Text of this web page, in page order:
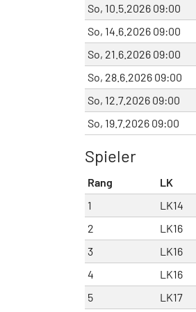
So, 10.5.2026 09:00
So, 14.6.2026 09:00
So, 21.6.2026 09:00
So, 28.6.2026 09:00
So, 12.7.2026 09:00
So, 19.7.2026 09:00
Spieler
Rang LK
1
LK14
2
LK16
3
LK16
4
LK16
5
LK17